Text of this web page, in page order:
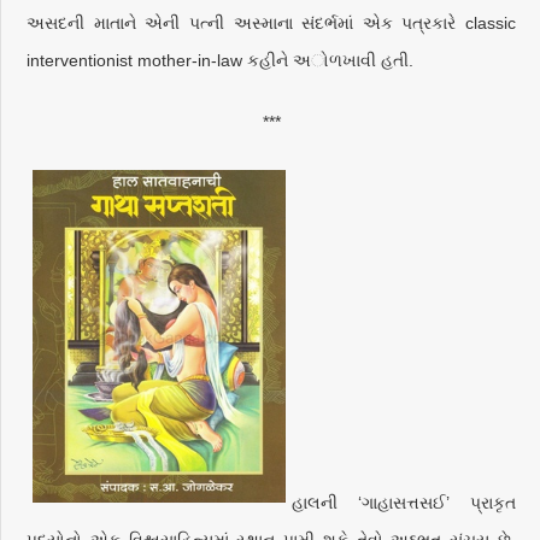
અસદની માતાને એની પત્ની અસ્માના સંદર્ભમાં એક પત્રકારે classic
interventionist mother-in-law કહીને અોળખાવી હતી.
***
હાલની ‘ગાહાસત્તસઈ’ પ્રાકૃત